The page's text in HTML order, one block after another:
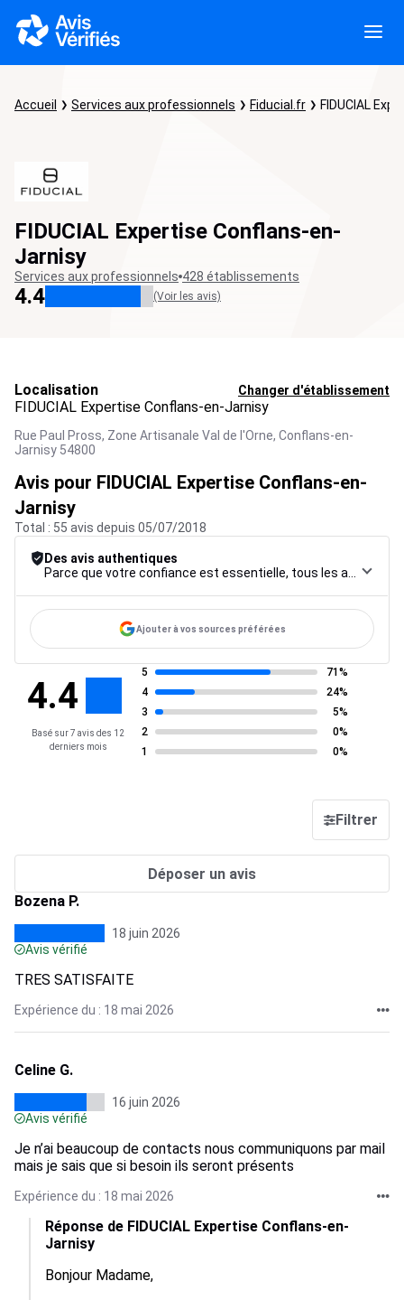
Accueil Services aux professionnels Fiducial.fr FIDUCIAL
FIDUCIAL Expertise Conflans-en-
Jarnisy
Services aux professionnels 428 établissements
4.4 (Voir les avis)
Localisation Changer d'établissement
FIDUCIAL Expertise Conflans-en-Jarnisy
Rue Paul Pross, Zone Artisanale Val de l'Orne, Conflans-en-
Jarnisy 54800
Avis pour FIDUCIAL Expertise Conflans-en-
Jarnisy
Total : 55 avis depuis 05/07/2018
Des avis authentiques
Ajouter à vos sources préférées
4.4
Basé sur 7 avis des 12
derniers mois
5
71%
4
24%
3
5%
2
0%
1
0%
Filtrer
Déposer un avis
Bozena P.
18 juin 2026
Avis vérifié
TRES SATISFAITE
Expérience du : 18 mai 2026
Celine G.
16 juin 2026
Avis vérifié
Je n’ai beaucoup de contacts nous communiquons par mail
mais je sais que si besoin ils seront présents
Expérience du : 18 mai 2026
Réponse de FIDUCIAL Expertise Conflans-en-
Jarnisy
Bonjour Madame,